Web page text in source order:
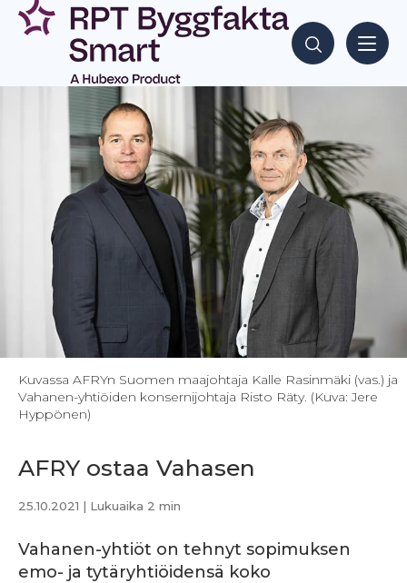
Siirry
sisältöön
Hae sisältöjä
Kuvassa AFRYn Suomen maajohtaja Kalle Rasinmäki (vas.) ja
Vahanen-yhtiöiden konsernijohtaja Risto Räty. (Kuva: Jere
Hyppönen)
AFRY ostaa Vahasen
25.10.2021 | Lukuaika 2 min
Vahanen-yhtiöt on tehnyt sopimuksen
emo- ja tytäryhtiöidensä koko